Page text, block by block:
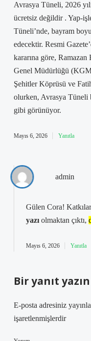
Avrasya Tüneli, 2026
ücretsiz değildir . Yap-
Tüneli’nde, bayram
edecektir. Resmi
kararına göre,
Genel Müdürlüğü
Şehitler Köprüsü ve
olurken, Avrasya Tüneli
gibi görünüyor.
Mayıs 6, 2026 Yanıtla
admin
Gülen Cora!
yazı olmaktan çıktı,
Mayıs 6, 2026 Yanıtla
Bir yanıt yazın
E-posta adresiniz
işaretlenmişlerdir